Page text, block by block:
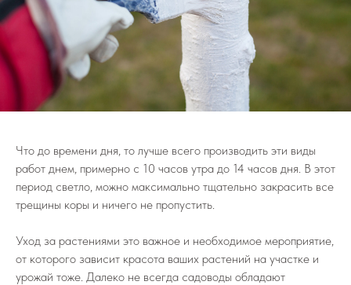
Что до времени дня, то лучше всего производить эти виды
работ днем, примерно с 10 часов утра до 14 часов дня. В этот
период светло, можно максимально тщательно закрасить все
трещины коры и ничего не пропустить.
Уход за растениями это важное и необходимое мероприятие,
от которого зависит красота ваших растений на участке и
урожай тоже. Далеко не всегда садоводы обладают